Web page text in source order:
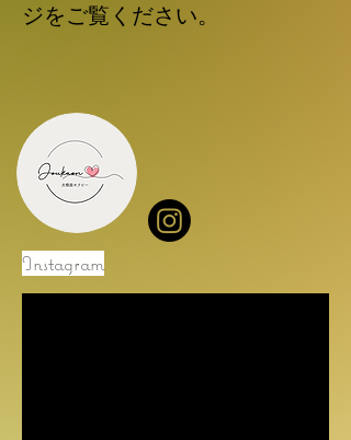
ジをご覧ください。
​Instagram